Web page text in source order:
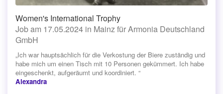
Women's International Trophy
Job am 17.05.2024 in Mainz für Armonia Deutschland
GmbH
„Ich war hauptsächlich für die Verkostung der Biere zuständig und
habe mich um einen Tisch mit 10 Personen gekümmert. Ich habe
eingeschenkt, aufgeräumt und koordiniert. “
Alexandra